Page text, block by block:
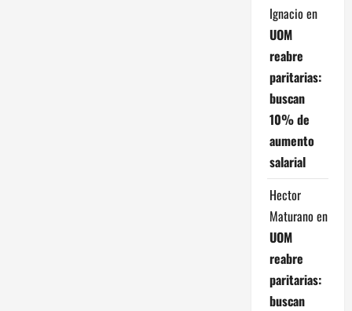
Ignacio en
UOM
reabre
paritarias:
buscan
10% de
aumento
salarial
Hector
Maturano en
UOM
reabre
paritarias:
buscan